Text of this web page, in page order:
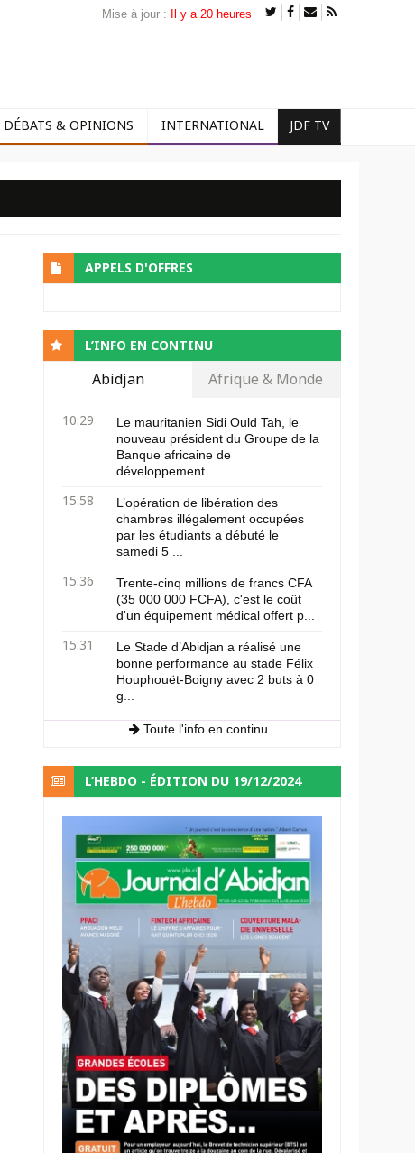
Mise à jour : Il y a 20 heures
DÉBATS & OPINIONS INTERNATIONAL JDF TV
APPELS D'OFFRES
L’INFO EN CONTINU
Abidjan Afrique & Monde
10:29
Le mauritanien Sidi Ould Tah, le
nouveau président du Groupe de la
Banque africaine de
développement...
15:58
L’opération de libération des
chambres illégalement occupées
par les étudiants a débuté le
samedi 5 ...
15:36
Trente-cinq millions de francs CFA
(35 000 000 FCFA), c'est le coût
d'un équipement médical offert p...
15:31
Le Stade d’Abidjan a réalisé une
bonne performance au stade Félix
Houphouët-Boigny avec 2 buts à 0
g...
Toute l'info en continu
L’HEBDO - ÉDITION DU 19/12/2024